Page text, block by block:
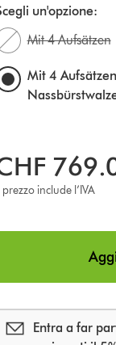
un'opzione:
Mit 4 Aufsätzen
Mit 4
prezzo include l’IVA
Entra a far